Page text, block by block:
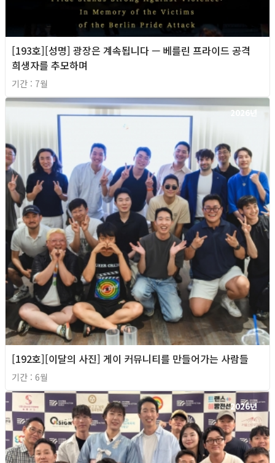
[193호][성명] 광장은 계속됩니다 — 베를린 프라이드 공격
희생자를 추모하며
기간 : 7월
2026년
[192호][이달의 사진] 게이 커뮤니티를 만들어가는 사람들
기간 : 6월
2026년